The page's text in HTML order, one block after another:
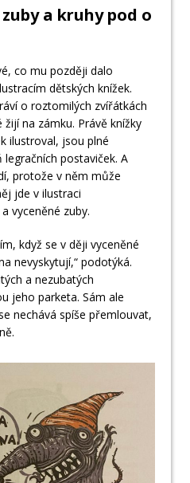
a kruhy pod o
co mu později dalo
dětských knížek.
o roztomilých zvířátkách
na zámku. Právě knížky
ilustroval, jsou plné
postaviček. A
protože v něm může
jde v ilustraci
vyceněné zuby.
když se v ději vyceněné
nevyskytují,“ podotýká.
a nezubatých
jeho parketa. Sám ale
nechává spíše přemlouvat,